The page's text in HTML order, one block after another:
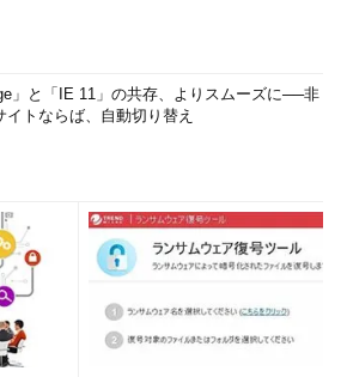
」と「IE 11」の共存、よりスムーズに──非
イトならば、自動切り替え